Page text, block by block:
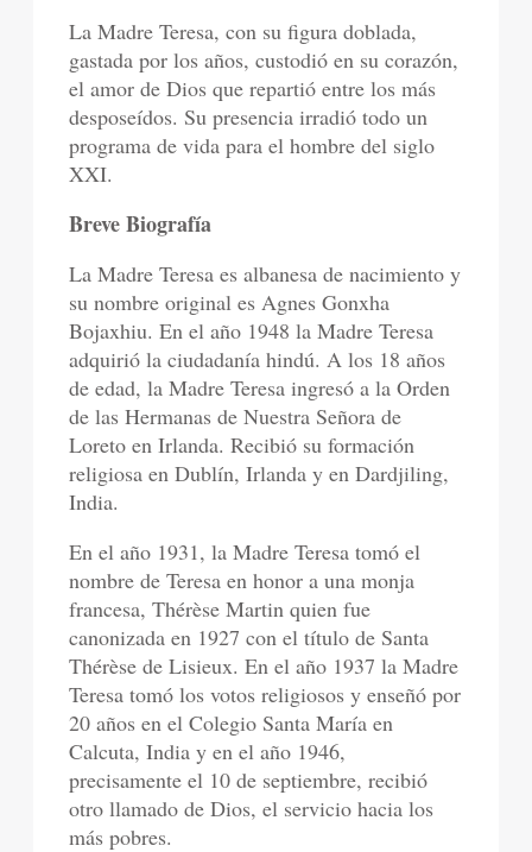
La Madre Teresa, con su figura doblada,
gastada por los años, custodió en su corazón,
el amor de Dios que repartió entre los más
desposeídos. Su presencia irradió todo un
programa de vida para el hombre del siglo
XXI.
Breve Biografía
La Madre Teresa es albanesa de nacimiento y
su nombre original es Agnes Gonxha
Bojaxhiu. En el año 1948 la Madre Teresa
adquirió la ciudadanía hindú. A los 18 años
de edad, la Madre Teresa ingresó a la Orden
de las Hermanas de Nuestra Señora de
Loreto en Irlanda. Recibió su formación
religiosa en Dublín, Irlanda y en Dardjiling,
India.
En el año 1931, la Madre Teresa tomó el
nombre de Teresa en honor a una monja
francesa, Thérèse Martin quien fue
canonizada en 1927 con el título de Santa
Thérèse de Lisieux. En el año 1937 la Madre
Teresa tomó los votos religiosos y enseñó por
20 años en el Colegio Santa María en
Calcuta, India y en el año 1946,
precisamente el 10 de septiembre, recibió
otro llamado de Dios, el servicio hacia los
más pobres.